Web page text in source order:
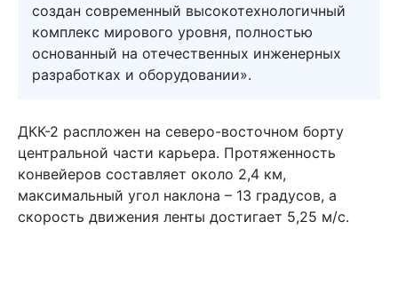
создан современный высокотехнологичный
комплекс мирового уровня, полностью
основанный на отечественных инженерных
разработках и оборудовании».
ДКК-2 распложен на северо-восточном борту
центральной части карьера. Протяженность
конвейеров составляет около 2,4 км,
максимальный угол наклона – 13 градусов, а
скорость движения ленты достигает 5,25 м/с.